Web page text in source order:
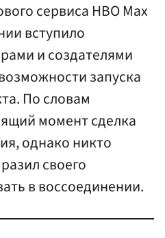
сервиса HBO Max
вступило
и создателями
запуска
По словам
момент сделка
однако никто
своего
в воссоединении.